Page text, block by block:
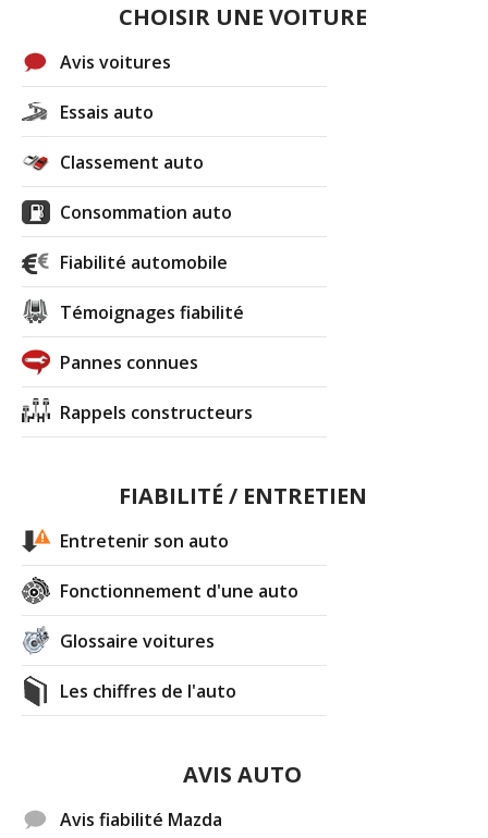
CHOISIR UNE VOITURE
Avis voitures
Essais auto
Classement auto
Consommation auto
Fiabilité automobile
Témoignages fiabilité
Pannes connues
Rappels constructeurs
FIABILITÉ / ENTRETIEN
Entretenir son auto
Fonctionnement d'une auto
Glossaire voitures
Les chiffres de l'auto
AVIS AUTO
Avis fiabilité Mazda